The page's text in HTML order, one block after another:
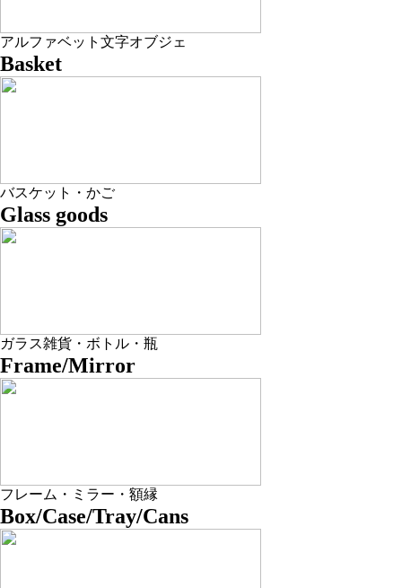
アルファベット文字オブジェ
Basket
バスケット・かご
Glass goods
ガラス雑貨・ボトル・瓶
Frame/Mirror
フレーム・ミラー・額縁
Box/Case/Tray/Cans